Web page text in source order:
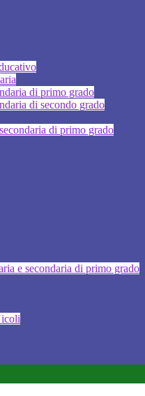
di primo grado
di secondo grado
di primo grado
e secondaria di primo grado